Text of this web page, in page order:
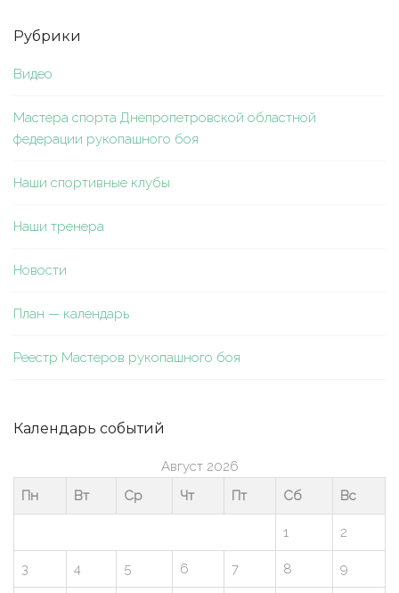
Рубрики
Видео
Мастера спорта Днепропетровской областной
федерации рукопашного боя
Наши спортивные клубы
Наши тренера
Новости
План — календарь
Реестр Мастеров рукопашного боя
Календарь событий
Август 2026
Пн
Вт Ср Чт Пт Сб Вс
1 2
3 4 5 6 7 8 9